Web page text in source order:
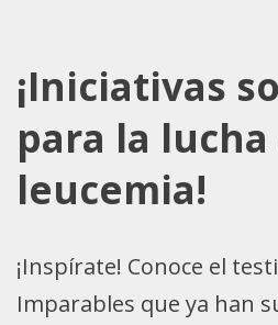
¡Iniciativas
para la
leucemia!
¡Inspírate! Conoce el
Imparables que ya han